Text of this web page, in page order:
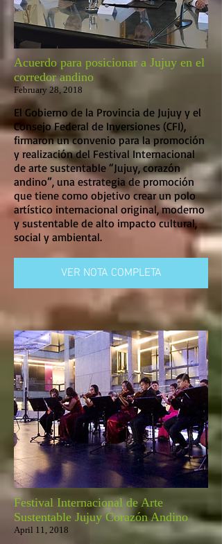
Acuerdo para posicionar a Jujuy en el
corredor andino
February 28, 2018
El Gobierno de la Provincia de Jujuy y el
Consejo Federal de Inversiones (CFI),
firmaron un convenio para la promoción
y realización del Festival Internacional
de arte sustentable “Jujuy, corazón
andino”, una estrategia de promoción
que tiene como objetivo crear un polo
artístico internacional original, moderno
y sustentable de alto impacto cultural,
social y ambiental.
VER NOTA COMPLETA
Festival Internacional de Arte
Sustentable Jujuy Corazón Andino
April 11, 2018